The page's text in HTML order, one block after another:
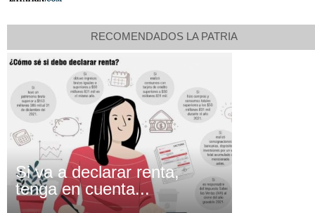
RECOMENDADOS LA PATRIA
Si va a declarar renta,
tenga en cuenta...